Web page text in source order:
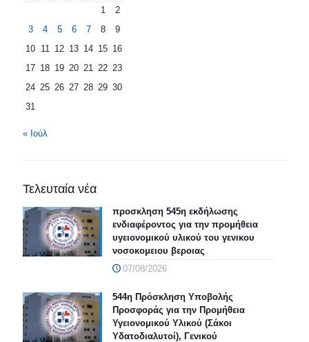
1
2
3
4 5 6 7 8
9
10 11 12 13 14 15 16
17 18 19 20 21 22 23
24 25 26 27 28 29 30
31
« Ιούλ
Τελευταία νέα
προσκληση 545η εκδήλωσης
ενδιαφέροντος για την προμήθεια
υγειονομικού υλικού του γενικου
νοσοκομειου βεροιας
07/08/2026
544η Πρόσκληση Υποβολής
Προσφοράς για την Προμήθεια
Υγειονομικού Υλικού (Σάκοι
Υδατοδιαλυτοί), Γενικού